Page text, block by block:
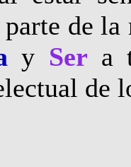
parte de
y Ser a
de